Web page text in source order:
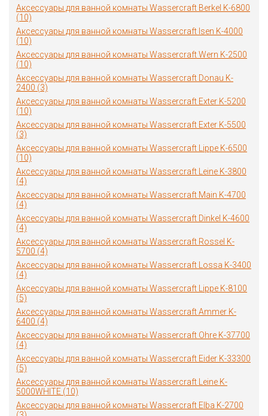
Аксессуары для ванной комнаты Wassercraft Berkel K-6800
(10)
Аксессуары для ванной комнаты Wassercraft Isen K-4000
(10)
Аксессуары для ванной комнаты Wassercraft Wern K-2500
(10)
Аксессуары для ванной комнаты Wassercraft Donau K-
2400 (3)
Аксессуары для ванной комнаты Wassercraft Exter K-5200
(10)
Аксессуары для ванной комнаты Wassercraft Exter K-5500
(3)
Аксессуары для ванной комнаты Wassercraft Lippe K-6500
(10)
Аксессуары для ванной комнаты Wassercraft Leine K-3800
(4)
Аксессуары для ванной комнаты Wassercraft Main K-4700
(4)
Аксессуары для ванной комнаты Wassercraft Dinkel K-4600
(4)
Аксессуары для ванной комнаты Wassercraft Rossel K-
5700 (4)
Аксессуары для ванной комнаты Wassercraft Lossa K-3400
(4)
Аксессуары для ванной комнаты Wassercraft Lippe K-8100
(5)
Аксессуары для ванной комнаты Wassercraft Ammer K-
6400 (4)
Аксессуары для ванной комнаты Wassercraft Ohre K-37700
(4)
Аксессуары для ванной комнаты Wassercraft Eider K-33300
(5)
Аксессуары для ванной комнаты Wassercraft Leine K-
5000WHITE (10)
Аксессуары для ванной комнаты Wassercraft Elba K-2700